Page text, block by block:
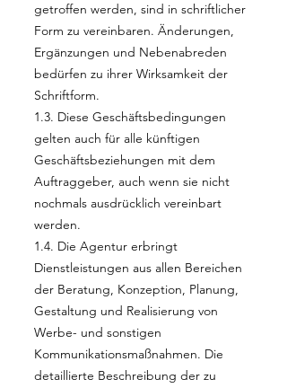
getroffen werden, sind in schriftlicher
Form zu vereinbaren. Änderungen,
Ergänzungen und Nebenabreden
bedürfen zu ihrer Wirksamkeit der
Schriftform.
1.3. Diese Geschäftsbedingungen
gelten auch für alle künftigen
Geschäftsbeziehungen mit dem
Auftraggeber, auch wenn sie nicht
nochmals ausdrücklich vereinbart
werden.
1.4. Die Agentur erbringt
Dienstleistungen aus allen Bereichen
der Beratung, Konzeption, Planung,
Gestaltung und Realisierung von
Werbe- und sonstigen
Kommunikationsmaßnahmen. Die
detaillierte Beschreibung der zu